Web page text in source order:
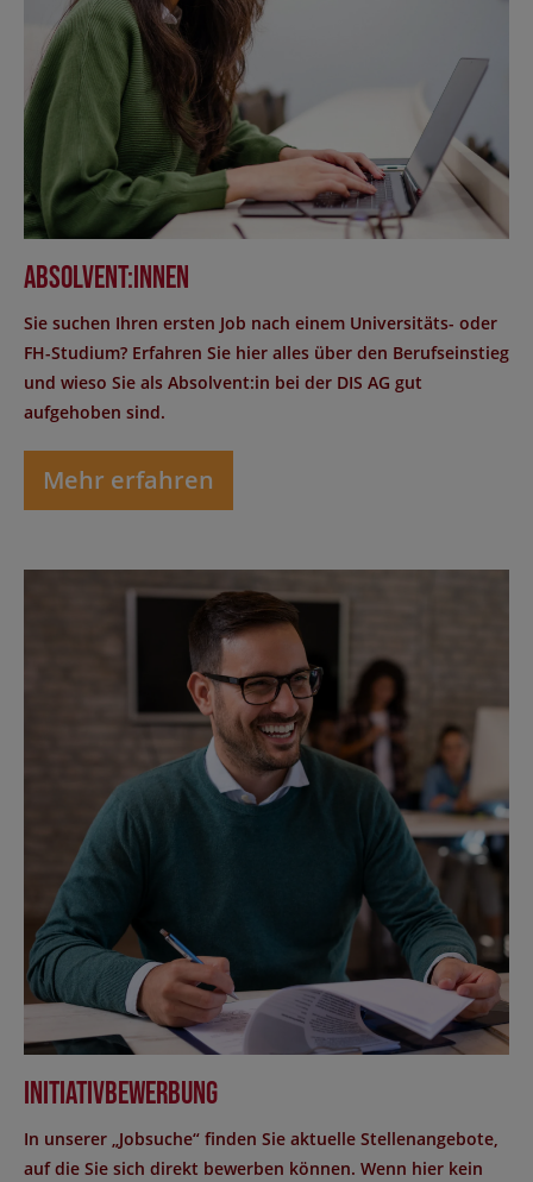
Absolvent:innen
Sie suchen Ihren ersten Job nach einem Universitäts- oder
FH-Studium? Erfahren Sie hier alles über den Berufseinstieg
und wieso Sie als Absolvent:in bei der DIS AG gut
aufgehoben sind.
Mehr erfahren
Initiativbewerbung
In unserer „Jobsuche“ finden Sie aktuelle Stellenangebote,
auf die Sie sich direkt bewerben können. Wenn hier kein